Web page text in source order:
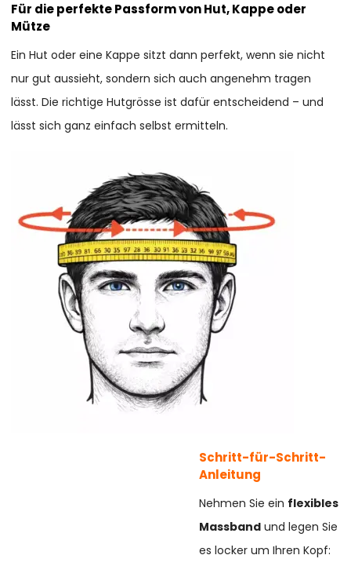
Für die perfekte Passform von Hut, Kappe oder
Mütze
Ein Hut oder eine Kappe sitzt dann perfekt, wenn sie nicht
nur gut aussieht, sondern sich auch angenehm tragen
lässt. Die richtige Hutgrösse ist dafür entscheidend – und
lässt sich ganz einfach selbst ermitteln.
Schritt-für-Schritt-
Anleitung
Nehmen Sie ein flexibles
Massband und legen Sie
es locker um Ihren Kopf: